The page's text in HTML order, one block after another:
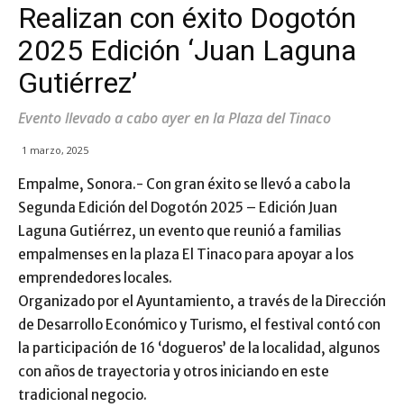
Realizan con éxito Dogotón
2025 Edición ‘Juan Laguna
Gutiérrez’
Evento llevado a cabo ayer en la Plaza del Tinaco
1 marzo, 2025
Empalme, Sonora.- Con gran éxito se llevó a cabo la
Segunda Edición del Dogotón 2025 – Edición Juan
Laguna Gutiérrez, un evento que reunió a familias
empalmenses en la plaza El Tinaco para apoyar a los
emprendedores locales.
Organizado por el Ayuntamiento, a través de la Dirección
de Desarrollo Económico y Turismo, el festival contó con
la participación de 16 ‘dogueros’ de la localidad, algunos
con años de trayectoria y otros iniciando en este
tradicional negocio.